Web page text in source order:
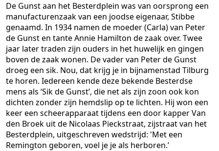
De Gunst aan het Besterdplein was van oorsprong een
manufacturenzaak van een joodse eigenaar, Stibbe
genaamd. In 1934 namen de moeder (Carla) van Peter
de Gunst en tante Annie Hamilton de zaak over. Twee
jaar later traden zijn ouders in het huwelijk en gingen
boven de zaak wonen. De vader van Peter de Gunst
droeg een sik. Nou, dat krijg je in bijnamenstad Tilburg
te horen. Iedereen kende deze bekende Besterdse
mens als ‘Sik de Gunst’, die net als zijn zoon ook kon
dichten zonder zijn hemdslip op te lichten. Hij won een
keer een scheerapparaat tijdens een door kapper Van
den Broek uit de Nicolaas Pieckstraat, zijstraat van het
Besterdplein, uitgeschreven wedstrijd: 'Met een
Remington geboren, voel je je als herboren.’